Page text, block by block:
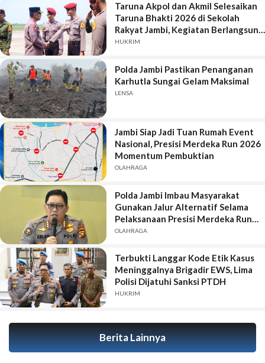
Taruna Akpol dan Akmil Selesaikan
Taruna Bhakti 2026 di Sekolah
Rakyat Jambi, Kegiatan Berlangsung
Aman dan Lancar
HUKRIM
Polda Jambi Pastikan Penanganan
Karhutla Sungai Gelam Maksimal
LENSA
Jambi Siap Jadi Tuan Rumah Event
Nasional, Presisi Merdeka Run 2026
Momentum Pembuktian
OLAHRAGA
Polda Jambi Imbau Masyarakat
Gunakan Jalur Alternatif Selama
Pelaksanaan Presisi Merdeka Run
2026
OLAHRAGA
Terbukti Langgar Kode Etik Kasus
Meninggalnya Brigadir EWS, Lima
Polisi Dijatuhi Sanksi PTDH
HUKRIM
Berita Lainnya